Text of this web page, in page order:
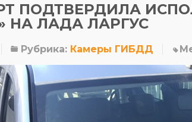
ПОДТВЕРДИЛА
НА ЛАДА ЛАРГУС
Рубрика: Камеры ГИБДД